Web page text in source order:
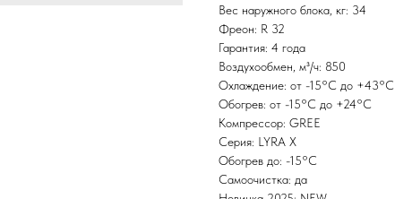
Вес наружного блока, кг: 34
Фреон: R 32
Гарантия: 4 года
Воздухообмен, м³/ч: 850
Охлаждение: от -15°С до +43°С
Обогрев: от -15°С до +24°С
Компрессор: GREE
Серия: LYRA X
Обогрев до: -15°С
Самоочистка: да